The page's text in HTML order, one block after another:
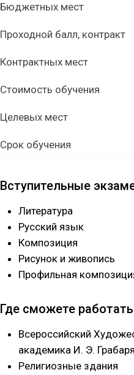
Бюджетных мест
Проходной балл, контракт
Контрактных мест
Стоимость обучения
Целевых мест
Срок обучения
Вступительные
Литература
Русский язык
Композиция
Рисунок и живопись
Профильная
Где сможете работать
Всероссийский
академика И. Э. Грабаря
Религиозные здания